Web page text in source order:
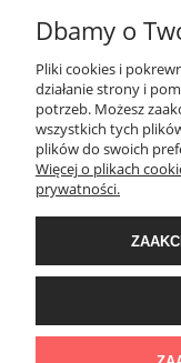
Dbamy o
Pliki cookies i
działanie strony i
potrzeb. Możesz
wszystkich tych
plików do swoich
Więcej o plikach
prywatności.